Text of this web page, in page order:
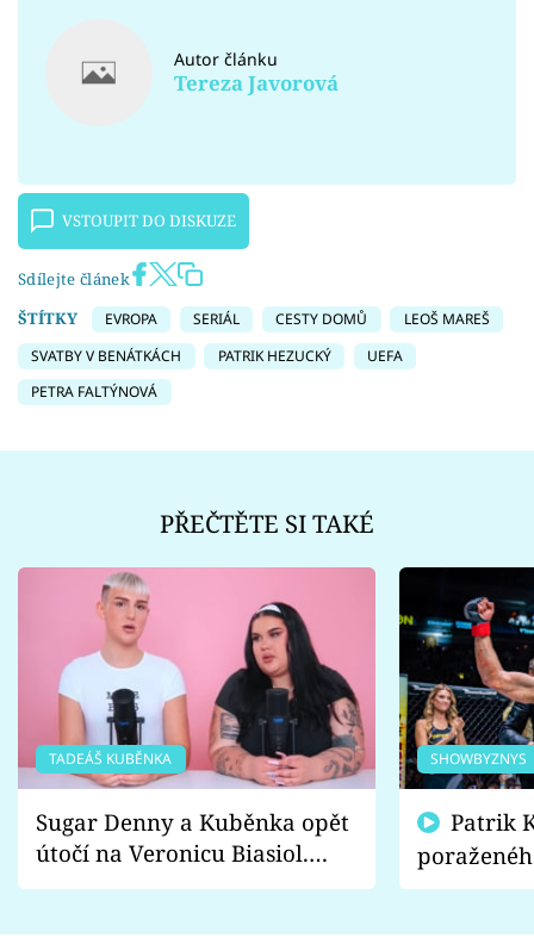
Autor článku
Tereza Javorová
VSTOUPIT DO DISKUZE
Sdílejte článek
ŠTÍTKY
EVROPA SERIÁL CESTY DOMŮ
LEOŠ MAREŠ
SVATBY V BENÁTKÁCH
PATRIK HEZUCKÝ
UEFA
PETRA FALTÝNOVÁ
PŘEČTĚTE SI TAKÉ
TADEÁŠ KUBĚNKA
Sugar Denny a Kuběnka opět
útočí na Veronicu Biasiol.
Proč je podle nich falešná a
SHOWBYZNYS
fanoušci